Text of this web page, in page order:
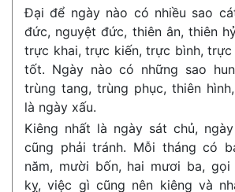
Đại để ngày nào có nhiều sao
đức, nguyệt đức, thiên ân, thiên
trực khai, trực kiến, trực bình,
tốt. Ngày nào có những sao
trùng tang, trùng phục, thiên
là ngày xấu.
Kiêng nhất là ngày sát chủ,
cũng phải tránh. Mỗi tháng có
năm, mười bốn, hai mươi ba,
kỵ, việc gì cũng nên kiêng và